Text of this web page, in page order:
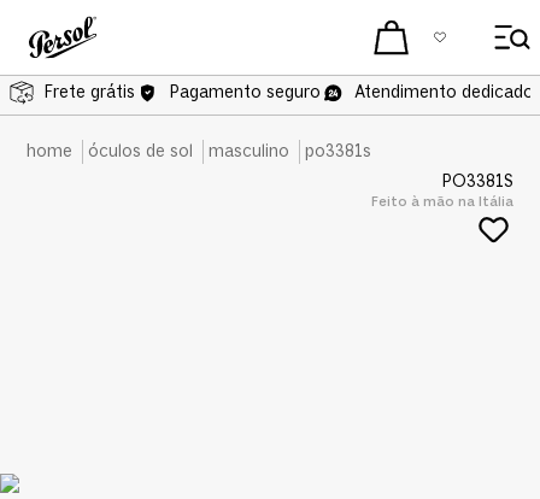
Frete grátis Pagamento seguro Atendimento dedicado
óculos de sol masculino
po3381s
PO3381S
Feito à mão na Itália